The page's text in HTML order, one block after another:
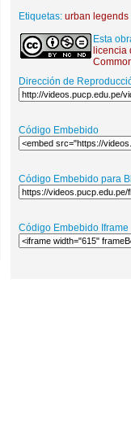
Etiquetas: urban legends
Esta
licencia
Dirección de
Código Embebido
Código Embebido para
Código Embebido Iframe